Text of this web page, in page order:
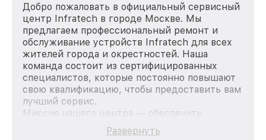
Добро пожаловать в официальный сервисный
центр Infratech в городе Москве. Мы
предлагаем профессиональный ремонт и
обслуживание устройств Infratech для всех
жителей города и окрестностей. Наша
команда состоит из сертифицированных
специалистов, которые постоянно повышают
свою квалификацию, чтобы предоставить вам
лучший сервис.
Миссия нашего центра — обеспечить
качественный и доступный ремонт для
каждого пользователя продукции Infratech,
Развернуть